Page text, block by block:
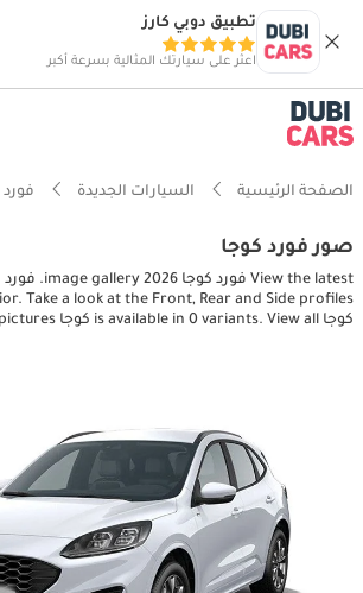
تطبيق دوبي كارز
اعثر على سيارتك المثالية بسرعة أكبر
الصفحة الرئيسية السيارات الجديدة فورد
صور فورد كوجا
كوجا is available in 0 variants. View all كوجا pictures.